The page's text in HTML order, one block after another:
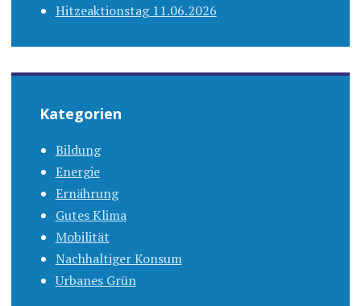
Hitzeaktionstag 11.06.2026
Kategorien
Bildung
Energie
Ernährung
Gutes Klima
Mobilität
Nachhaltiger Konsum
Urbanes Grün